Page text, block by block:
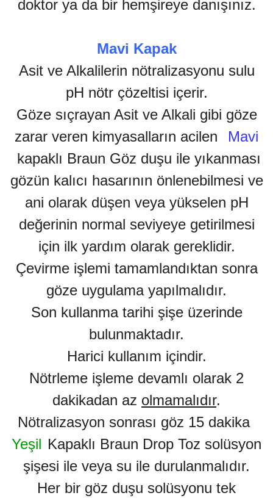
doktor ya da bir hemşireye danışınız.
Mavi Kapak
Asit ve Alkalilerin nötralizasyonu sulu
pH nötr çözeltisi içerir.
Göze sıçrayan Asit ve Alkali gibi göze
zarar veren kimyasalların acilen
Mavi
kapaklı Braun Göz duşu ile yıkanması
gözün kalıcı hasarının önlenebilmesi ve
ani olarak düşen veya yükselen pH
değerinin normal seviyeye getirilmesi
için ilk yardım olarak gereklidir.
Çevirme işlemi tamamlandıktan sonra
göze uygulama yapılmalıdır.
Son kullanma tarihi şişe üzerinde
bulunmaktadır.
Harici kullanım içindir.
Nötrleme işleme devamlı olarak 2
dakikadan az olmamalıdır.
Nötralizasyon sonrası göz 15 dakika
Yeşil Kapaklı Braun Drop Toz solüsyon
şişesi ile veya su ile durulanmalıdır.
Her bir göz duşu solüsyonu tek